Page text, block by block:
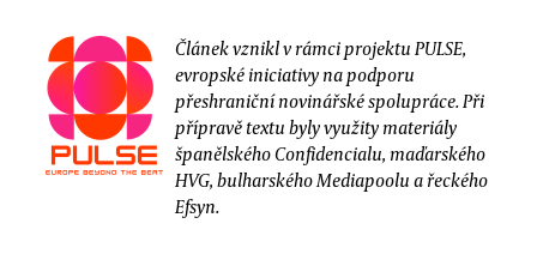
Článek vznikl v rámci projektu PULSE,
evropské iniciativy na podporu
přeshraniční novinářské spolupráce. Při
přípravě textu byly využity materiály
španělského Confidencialu, maďarského
HVG, bulharského Mediapoolu a řeckého
Efsyn.